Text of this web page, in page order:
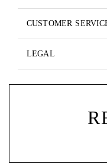
CUSTOMER
LEGAL